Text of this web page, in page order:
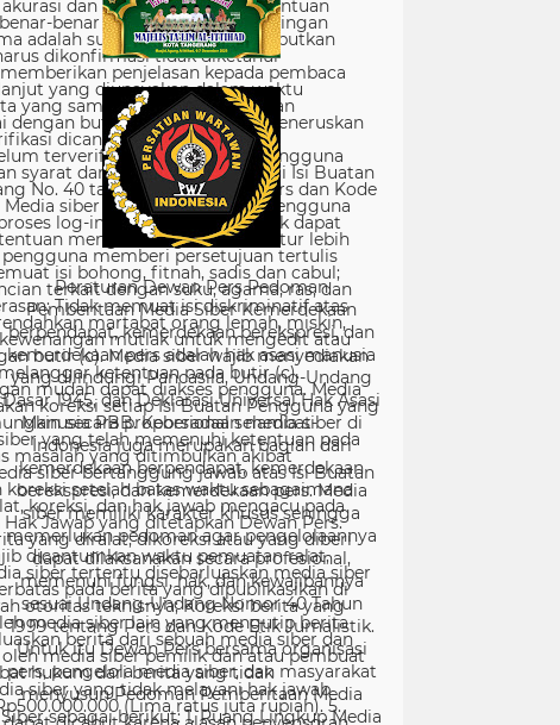
Peraturan Dewan Pers Pedoman
Pemberitaan Media Siber Kemerdekaan
berpendapat, kemerdekaan berekspresi, dan
kemerdekaan pers adalah hak asasi manusia
yang dilindungi Pancasila, Undang-Undang
Dasar 1945, dan Deklarasi Universal Hak Asasi
Manusia PBB. Keberadaan media siber di
Indonesia juga merupakan bagian dari
kemerdekaan berpendapat, kemerdekaan
berekspresi, dan kemerdekaan pers. Media
siber memiliki karakter khusus sehingga
memerlukan pedoman agar pengelolaannya
dapat dilaksanakan secara profesional,
memenuhi fungsi, hak, dan kewajibannya
sesuai Undang-Undang Nomor 40 Tahun
1999 tentang Pers dan Kode Etik Jurnalistik.
Untuk itu Dewan Pers bersama organisasi
pers, pengelola media siber, dan masyarakat
menyusun Pedoman Pemberitaan Media
Siber sebagai berikut: 1. Ruang Lingkup Media